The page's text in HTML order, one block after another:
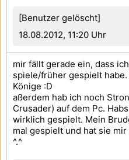
[Benutzer gelöscht]
18.08.2012, 11:20 Uhr
mir fällt gerade ein, dass
spiele/früher gespielt
Könige :D
aßerdem hab ich noch
Crusader) auf dem Pc.
wirklich gespielt. Mein
mal gespielt und hat sie
^.^